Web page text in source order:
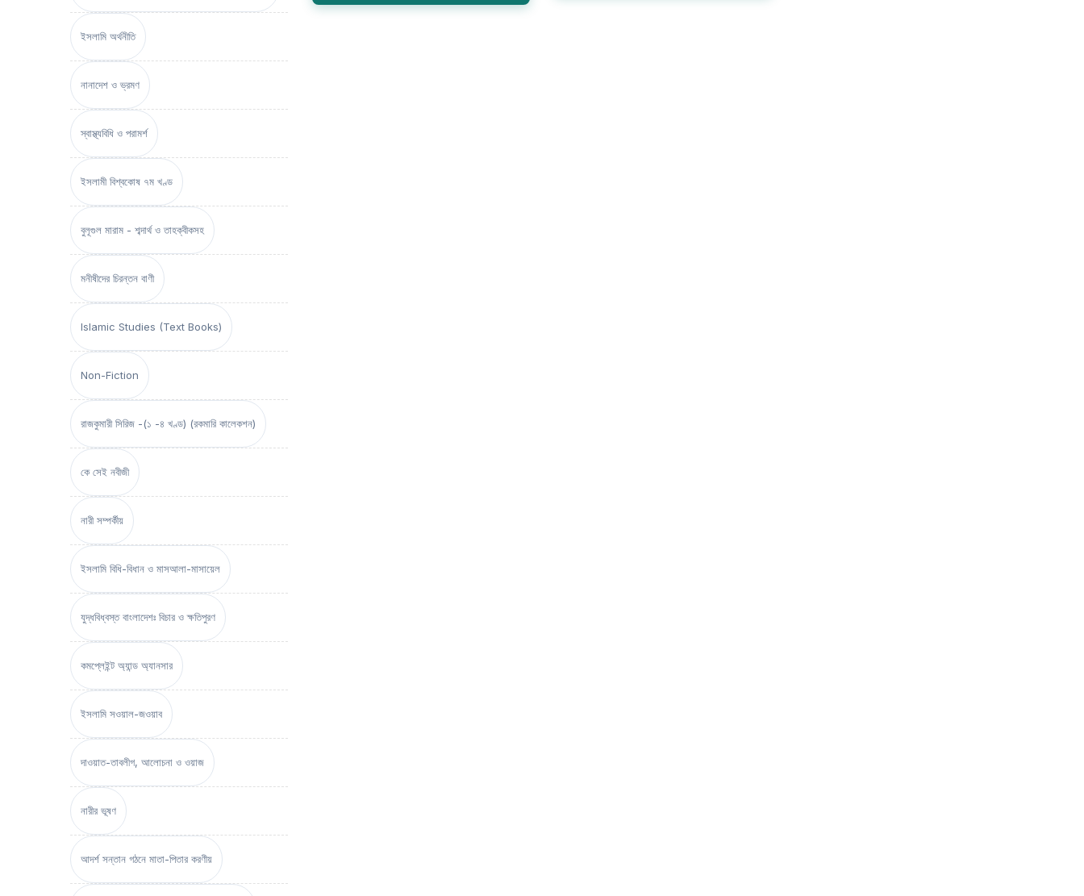
ইসলামি অর্থনীতি
নানাদেশ ও ভ্রমণ
স্বাস্থ্যবিধি ও পরামর্শ
ইসলামী বিশ্বকোষ ৭ম খণ্ড
বুলূগুল মারাম - শব্দার্থ ও তাহক্বীকসহ
মনীষীদের চিরন্তন বাণী
Islamic Studies (Text Books)
Non-Fiction
রাজকুমারী সিরিজ -(১ -৪ খণ্ড) (রকমারি কালেকশন)
কে সেই নবীজী
নারী সম্পর্কীয়
ইসলামি বিধি-বিধান ও মাসআলা-মাসায়েল
যুদ্ধবিধ্বস্ত বাংলাদেশঃ বিচার ও ক্ষতিপুরণ
কমপ্লেইন্ট অ্যান্ড অ্যানসার
ইসলামি সওয়াল-জওয়াব
দাওয়াত-তাবলীগ, আলোচনা ও ওয়াজ
নারীর ভূষণ
আদর্শ সন্তান গঠনে মাতা-পিতার করণীয়